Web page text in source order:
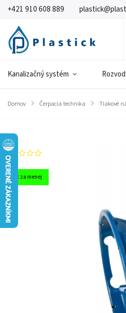
+421 910 608 889
Kanalizačný systém
Domov / Čerpacia technika / Tlakové
Viac za menej
Značka: